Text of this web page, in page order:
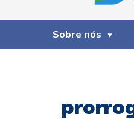
Sobre nós